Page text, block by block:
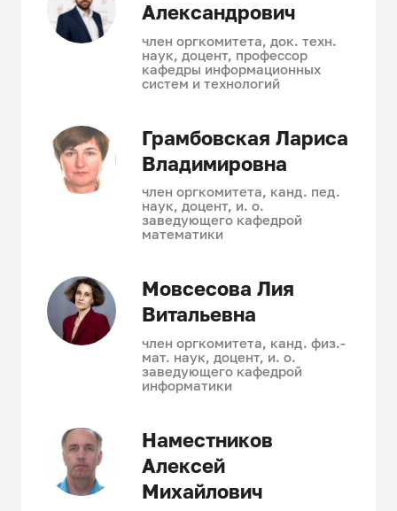
Александрович
член оргкомитета, док. техн.
наук, доцент, профессор
кафедры информационных
систем и технологий
Грамбовская Лариса
Владимировна
член оргкомитета, канд. пед.
наук, доцент, и. о.
заведующего кафедрой
математики
Мовсесова Лия
Витальевна
член оргкомитета, канд. физ.-
мат. наук, доцент, и. о.
заведующего кафедрой
информатики
Наместников
Алексей
Михайлович